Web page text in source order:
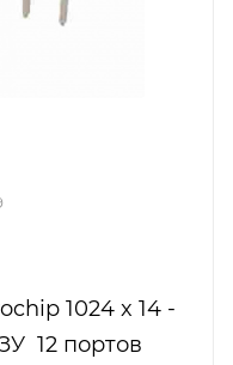
1024 x 14 -
12 портов